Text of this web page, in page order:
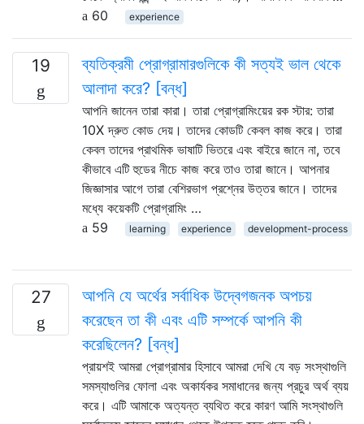
60
experience
19
ব্যতিক্রমী প্রোগ্রামারগুলিকে কী সত্যই ভাল থেকে
আলাদা করে? [বন্ধ]
আপনি জানেন তারা কারা। তারা প্রোগ্রামিংয়ের রক স্টার: তারা
10X দ্রুত কোড দেয়। তাদের কোডটি কেবল কাজ করে। তারা
কেবল তাদের প্রাথমিক ভাষাটি ভিতরে এবং বাইরে জানে না, তবে
কীভাবে এটি হুডের নীচে কাজ করে তাও তারা জানে। আপনার
জিজ্ঞাসার আগে তারা বেশিরভাগ প্রশ্নের উত্তর জানে। তাদের
মধ্যে কয়েকটি প্রোগ্রামিং …
59
learning experience development-process
27
আপনি যে অর্থের সর্বাধিক উদ্বেগজনক অপচয়
করেছেন তা কী এবং এটি সম্পর্কে আপনি কী
করেছিলেন? [বন্ধ]
প্রায়শই আমরা প্রোগ্রামার হিসাবে আমরা দেখি যে বড় সংস্থাগুলি
সমস্যাগুলির ফোলা এবং অকার্যকর সমাধানের জন্য প্রচুর অর্থ ব্যয়
করে। এটি আমাকে অত্যন্ত ব্যথিত করে কারণ আমি সংস্থাগুলি